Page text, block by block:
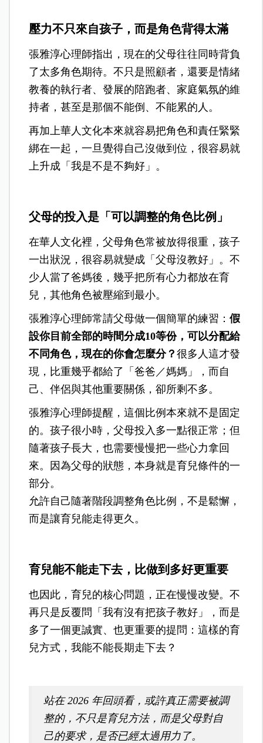
壓力不只來自孩子，而是角色背得太滿
張雅淳心理師指出，現在的父母往往同時背負
了太多角色期待。不只是照顧者，還要是情緒
教養的執行者、發展的陪跑者、家庭氣氛的維
持者，甚至是那個不能倒、不能累的人。
再加上華人文化本來就容易把角色和責任緊緊
綁在一起，一旦覺得自己沒做到位，很容易就
上升成「我是不是不夠好」。
父母的投入是「可以調整的角色比例」
在華人文化裡，父母角色常被放得很重，孩子
一出狀況，很容易就變成「父母沒教好」。不
少人當了爸媽後，幾乎把所有心力都放在育
兒，其他角色被壓縮到最小。
張雅淳心理師常請父母做一個簡單的練習：假
設你目前全部的時間分成10等份，可以分配給
不同角色，現在的你會怎麼分？很多人這才發
現，比重幾乎都給了「爸爸／媽媽」，而自
己、伴侶與其他重要關係，卻所剩不多。
張雅淳心理師提醒，這個比例本來就不是固定
的。孩子很小時，父母投入多一點很正常；但
隨著孩子長大，也需要慢慢把一些心力拿回
來。因為父母的狀態，本身就是育兒條件的一
部分。
允許自己隨著階段調整角色比例，不是鬆懈，
而是讓育兒能走得更久。
育兒能不能走下去，比做到多好更重要
也因此，育兒的核心問題，正在慢慢改變。不
再只是反覆問「我有沒有把孩子教好」，而是
多了一個更誠實、也更重要的提問：這樣的育
兒方式，我能不能長期走下去？
站在 2026 年回頭看，或許真正需要被調
整的，不只是育兒方法，而是父母對自
己的要求，是否已經太過用力了。